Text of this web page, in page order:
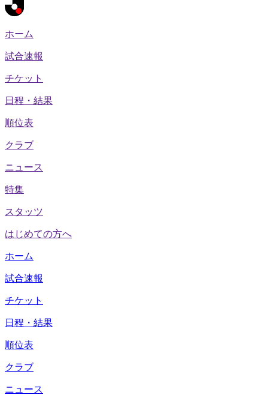
ホーム
試合速報
チケット
日程・結果
順位表
クラブ
ニュース
特集
スタッツ
はじめての方へ
ホーム
試合速報
チケット
日程・結果
順位表
クラブ
ニュース